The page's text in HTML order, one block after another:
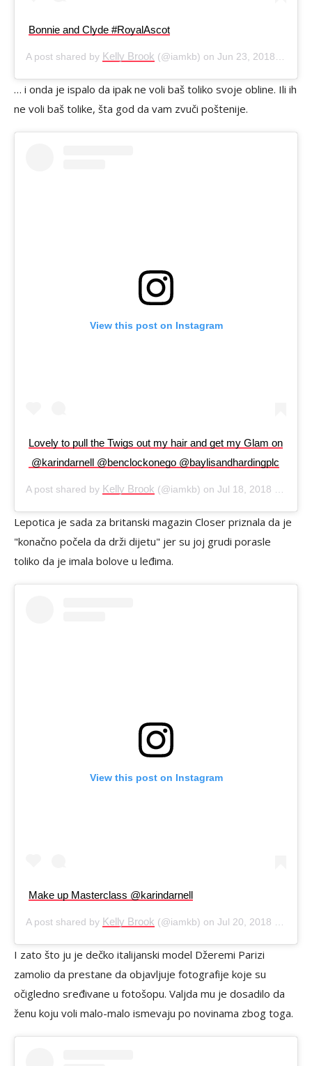
Bonnie and Clyde #RoyalAscot
A post shared by Kelly Brook (@iamkb) on Jun 23, 2018 at 1:58am PDT
… i onda je ispalo da ipak ne voli baš toliko svoje obline. Ili ih
ne voli baš tolike, šta god da vam zvuči poštenije.
View this post on Instagram
Lovely to pull the Twigs out my hair and get my Glam on
‍ @karindarnell @benclockonego @baylisandhardingplc
A post shared by Kelly Brook (@iamkb) on Jul 18, 2018 at 9:48am PDT
Lepotica je sada za britanski magazin Closer priznala da je
"konačno počela da drži dijetu" jer su joj grudi porasle
toliko da je imala bolove u leđima.
View this post on Instagram
Make up Masterclass @karindarnell
A post shared by Kelly Brook (@iamkb) on Jul 20, 2018 at 2:54am PDT
I zato što ju je dečko italijanski model Džeremi Parizi
zamolio da prestane da objavljuje fotografije koje su
očigledno sređivane u fotošopu. Valjda mu je dosadilo da
ženu koju voli malo-malo ismevaju po novinama zbog toga.